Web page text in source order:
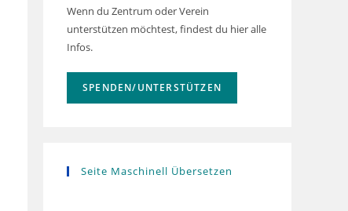
Wenn du Zentrum oder Verein
unterstützen möchtest, findest du hier alle
Infos.
SPENDEN/UNTERSTÜTZEN
Seite Maschinell Übersetzen